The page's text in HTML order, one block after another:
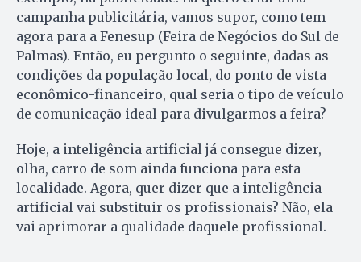
campanha publicitária, vamos supor, como tem
agora para a Fenesup (Feira de Negócios do Sul de
Palmas). Então, eu pergunto o seguinte, dadas as
condições da população local, do ponto de vista
econômico-financeiro, qual seria o tipo de veículo
de comunicação ideal para divulgarmos a feira?
Hoje, a inteligência artificial já consegue dizer,
olha, carro de som ainda funciona para esta
localidade. Agora, quer dizer que a inteligência
artificial vai substituir os profissionais? Não, ela
vai aprimorar a qualidade daquele profissional.